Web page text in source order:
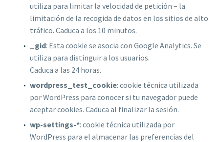
utiliza para limitar la velocidad de petición – la
limitación de la recogida de datos en los sitios de alto
tráfico. Caduca a los 10 minutos.
_gid: Esta cookie se asocia con Google Analytics. Se
utiliza para distinguir a los usuarios.
Caduca a las 24 horas.
wordpress_test_cookie: cookie técnica utilizada
por WordPress para conocer si tu navegador puede
aceptar cookies. Caduca al finalizar la sesión.
wp-settings-*: cookie técnica utilizada por
WordPress para el almacenar las preferencias del